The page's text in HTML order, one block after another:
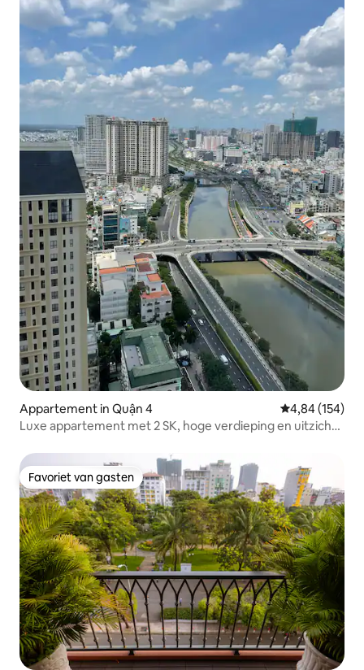
Appartement in Quận 4 Gemiddelde
4,84 (154)
Luxe appartement met 2 SK, hoge verdieping en uitzicht
Favoriet van gasten
Favoriet van gasten